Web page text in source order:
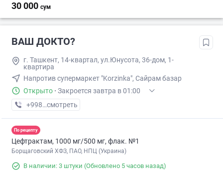
30 000 сум
ВАШ ДОКТО?
г. Ташкент, 14-квартал, ул.Юнусота, 36-дом, 1-
квартира
Напротив супермаркет "Korzinka", Сайрам базар
Открыто · Закроется завтра в 01:00
+998 (71) XXX-XX-XX
смотреть
По рецепту
Цефтрактам, 1000 мг/500 мг, флак. №1
Борщаговский ХФЗ, ПАО, НПЦ (Украина)
В наличии: 3 штуки (Обновлено 5 часов назад)